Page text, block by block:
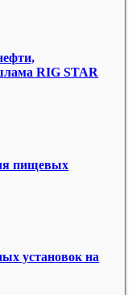
RIG STAR
пищевых
установок на